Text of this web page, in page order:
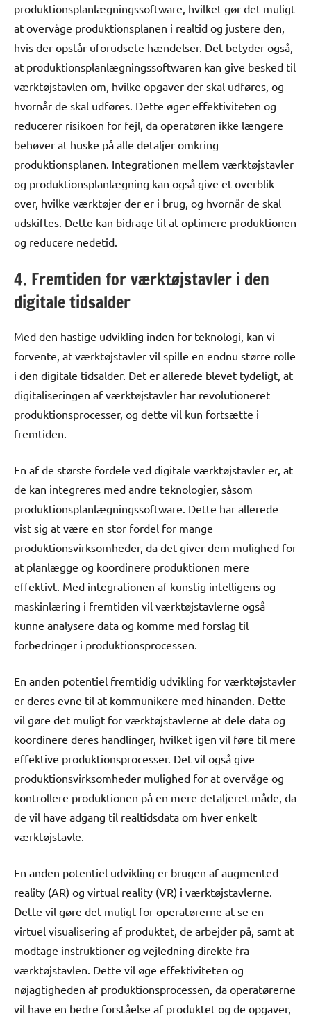
produktionsplanlægningssoftware, hvilket gør det muligt
at overvåge produktionsplanen i realtid og justere den,
hvis der opstår uforudsete hændelser. Det betyder også,
at produktionsplanlægningssoftwaren kan give besked til
værktøjstavlen om, hvilke opgaver der skal udføres, og
hvornår de skal udføres. Dette øger effektiviteten og
reducerer risikoen for fejl, da operatøren ikke længere
behøver at huske på alle detaljer omkring
produktionsplanen. Integrationen mellem værktøjstavler
og produktionsplanlægning kan også give et overblik
over, hvilke værktøjer der er i brug, og hvornår de skal
udskiftes. Dette kan bidrage til at optimere produktionen
og reducere nedetid.
4. Fremtiden for værktøjstavler i den
digitale tidsalder
Med den hastige udvikling inden for teknologi, kan vi
forvente, at værktøjstavler vil spille en endnu større rolle
i den digitale tidsalder. Det er allerede blevet tydeligt, at
digitaliseringen af værktøjstavler har revolutioneret
produktionsprocesser, og dette vil kun fortsætte i
fremtiden.
En af de største fordele ved digitale værktøjstavler er, at
de kan integreres med andre teknologier, såsom
produktionsplanlægningssoftware. Dette har allerede
vist sig at være en stor fordel for mange
produktionsvirksomheder, da det giver dem mulighed for
at planlægge og koordinere produktionen mere
effektivt. Med integrationen af kunstig intelligens og
maskinlæring i fremtiden vil værktøjstavlerne også
kunne analysere data og komme med forslag til
forbedringer i produktionsprocessen.
En anden potentiel fremtidig udvikling for værktøjstavler
er deres evne til at kommunikere med hinanden. Dette
vil gøre det muligt for værktøjstavlerne at dele data og
koordinere deres handlinger, hvilket igen vil føre til mere
effektive produktionsprocesser. Det vil også give
produktionsvirksomheder mulighed for at overvåge og
kontrollere produktionen på en mere detaljeret måde, da
de vil have adgang til realtidsdata om hver enkelt
værktøjstavle.
En anden potentiel udvikling er brugen af augmented
reality (AR) og virtual reality (VR) i værktøjstavlerne.
Dette vil gøre det muligt for operatørerne at se en
virtuel visualisering af produktet, de arbejder på, samt at
modtage instruktioner og vejledning direkte fra
værktøjstavlen. Dette vil øge effektiviteten og
nøjagtigheden af produktionsprocessen, da operatørerne
vil have en bedre forståelse af produktet og de opgaver,